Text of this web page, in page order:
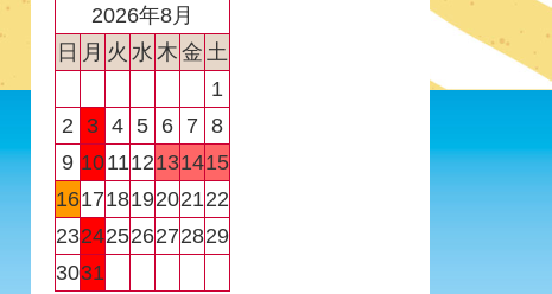
2026年8月
日 月 火 水 木 金 土
1
2
3 4 5 6 7 8
9 101112131415
16171819202122
23242526272829
3031